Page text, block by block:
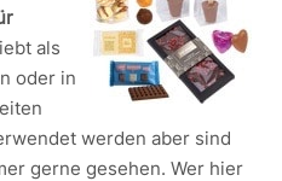
als
oder in
werden aber sind
gerne gesehen. Wer hier